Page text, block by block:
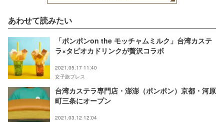
あわせて読みたい
「ポンポンon the モッチャムミルク」台湾カステ
ラ×タピオカドリンクが贅沢コラボ
2021.05.17 11:40
女子旅プレス
台湾カステラ専門店・澎澎（ポンポン）京都・河原
町三条にオープン
2021.03.12 12:04